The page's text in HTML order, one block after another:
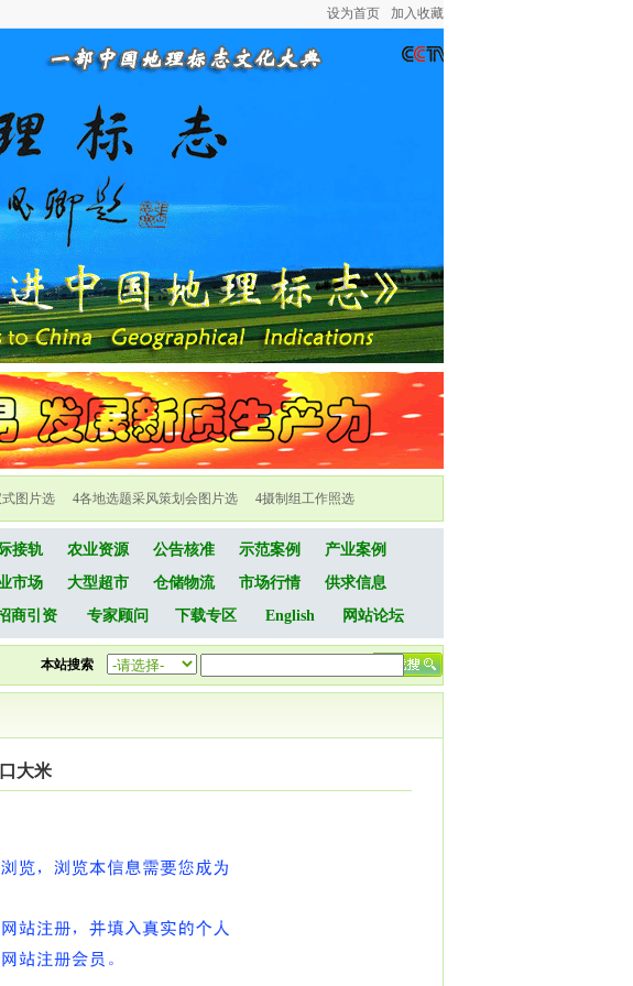
设为首页 加入收藏
图片选 4各地选题采风策划会图片选 4摄制组工作照选
接轨 农业资源 公告核准 示范案例
产业案例
市场 大型超市 仓储物流 市场行情
供求信息
商引资 专家顾问 下载专区 English 网站论坛
本站搜索
大米